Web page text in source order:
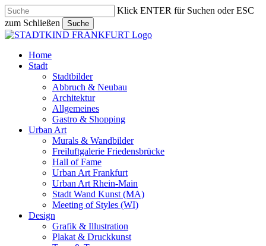
Skip
to
main
content
Klick ENTER für Suchen oder ESC
zum Schließen
Suche
Close
search
Menu
Home
Stadt
Stadtbilder
Abbruch & Neubau
Architektur
Allgemeines
Gastro & Shopping
Urban Art
Murals & Wandbilder
Freiluftgalerie Friedensbrücke
Hall of Fame
Urban Art Frankfurt
Urban Art Rhein-Main
Stadt Wand Kunst (MA)
Meeting of Styles (WI)
Design
Grafik & Illustration
Plakat & Druckkunst